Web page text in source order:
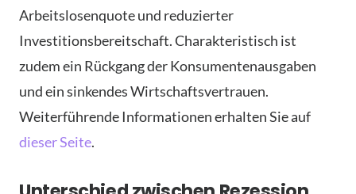
Arbeitslosenquote und reduzierter
Investitionsbereitschaft. Charakteristisch ist
zudem ein Rückgang der Konsumentenausgaben
und ein sinkendes Wirtschaftsvertrauen.
Weiterführende Informationen erhalten Sie auf
dieser Seite.